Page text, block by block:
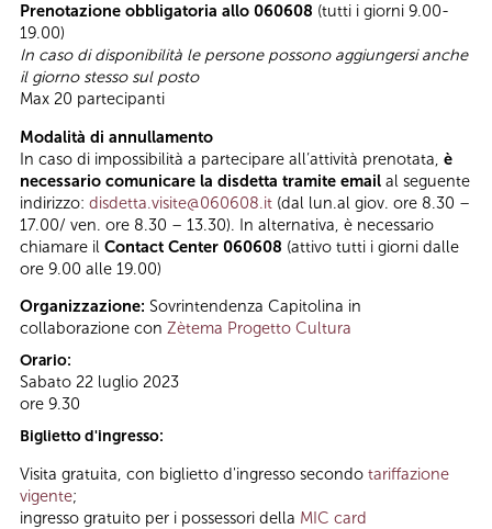
Prenotazione obbligatoria allo 060608 (tutti i giorni 9.00-
19.00)
In caso di disponibilità le persone possono aggiungersi anche
il giorno stesso sul posto
Max 20 partecipanti
Modalità di annullamento
In caso di impossibilità a partecipare all’attività prenotata, è
necessario comunicare la disdetta tramite email al seguente
indirizzo: disdetta.visite@060608.it (dal lun.al giov. ore 8.30 –
17.00/ ven. ore 8.30 – 13.30). In alternativa, è necessario
chiamare il Contact Center 060608 (attivo tutti i giorni dalle
ore 9.00 alle 19.00)
Organizzazione: Sovrintendenza Capitolina in
collaborazione con Zètema Progetto Cultura
Orario:
Sabato 22 luglio 2023
ore 9.30
Biglietto d'ingresso:
Visita gratuita, con biglietto d'ingresso secondo tariffazione
vigente;
ingresso gratuito per i possessori della MIC card